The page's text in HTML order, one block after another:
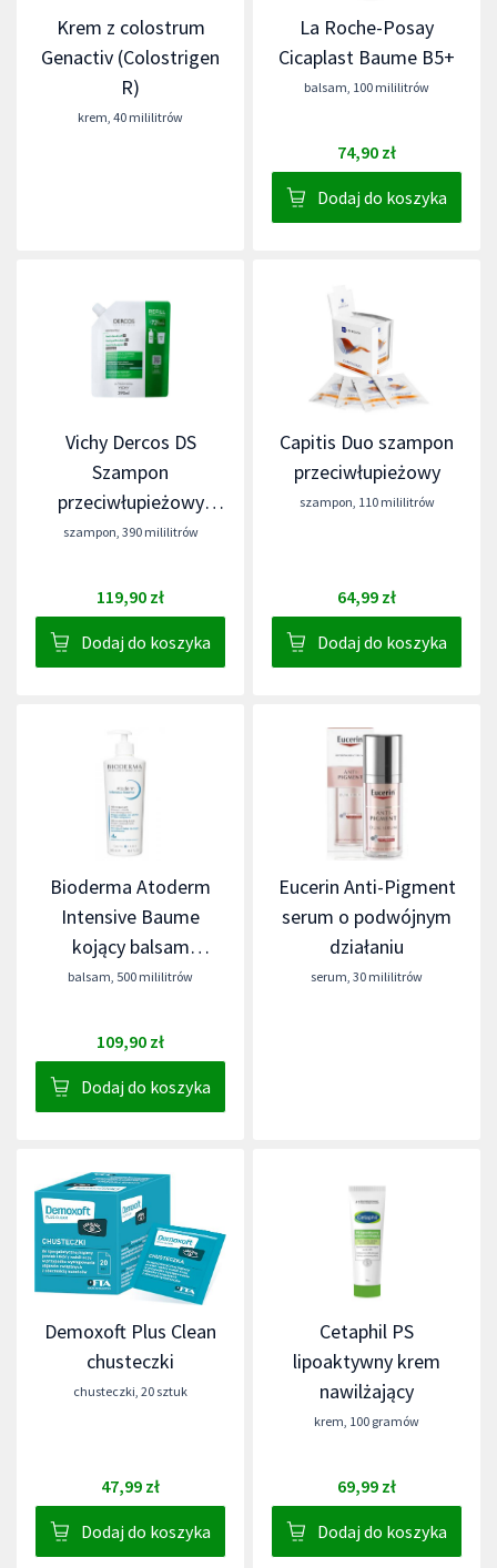
Krem z colostrum
Genactiv (Colostrigen
R)
krem, 40 mililitrów
La Roche-Posay
Cicaplast Baume B5+
balsam, 100 mililitrów
74,90 zł
Dodaj do koszyka
Vichy Dercos DS
Szampon
przeciwłupieżowy
włosy normalne i
szampon, 390 mililitrów
119,90 zł
Dodaj do koszyka
Capitis Duo szampon
przeciwłupieżowy
szampon, 110 mililitrów
64,99 zł
Dodaj do koszyka
Bioderma Atoderm
Intensive Baume
kojący balsam
emolientowy
balsam, 500 mililitrów
109,90 zł
Dodaj do koszyka
Eucerin Anti-Pigment
serum o podwójnym
działaniu
serum, 30 mililitrów
Demoxoft Plus Clean
chusteczki
chusteczki, 20 sztuk
47,99 zł
Dodaj do koszyka
Cetaphil PS
lipoaktywny krem
nawilżający
krem, 100 gramów
69,99 zł
Dodaj do koszyka